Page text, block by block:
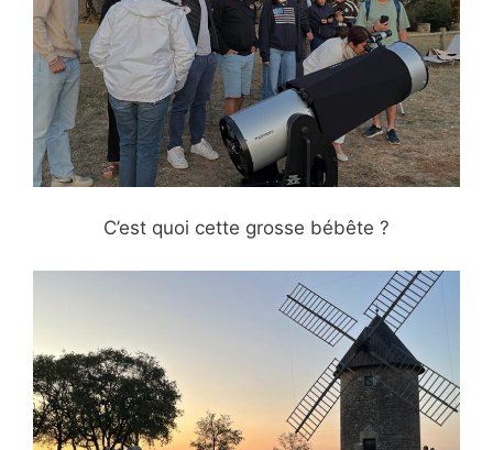
C’est quoi cette grosse bébête ?